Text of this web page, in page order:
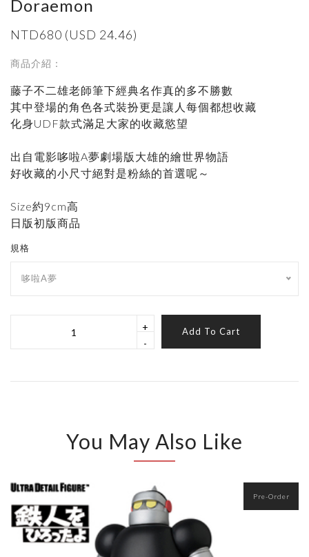
Doraemon
NTD680 (USD 24.46)
商品介紹：
藤子不二雄老師筆下經典名作真的多不勝數
其中登場的角色各式裝扮更是讓人每個都想收藏
化身UDF款式滿足大家的收藏慾望
出自電影哆啦A夢劇場版大雄的繪世界物語
好收藏的小尺寸絕對是粉絲的首選呢～
Size約9cm高
日版初版商品
規格
哆啦A夢
+
-
Add To Cart
You May Also Like
Pre-Order